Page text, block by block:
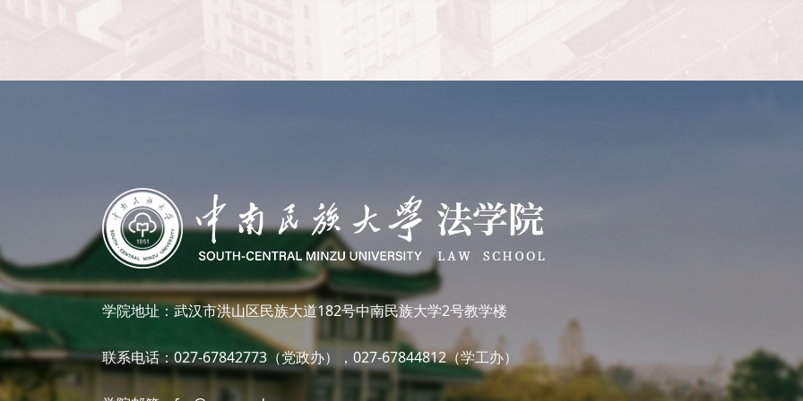
学院地址：武汉市洪山区民族大道182号中南民族大学2号教学楼
联系电话：027-67842773（党政办），027-67844812（学工办）